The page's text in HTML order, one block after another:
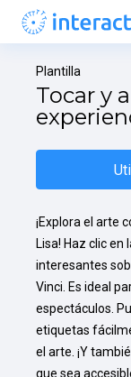
Plantilla
Tocar y
¡Explora el arte
Lisa! Haz clic
interesantes
Vinci. Es ideal
espectáculos.
etiquetas
el arte. ¡Y
que sea